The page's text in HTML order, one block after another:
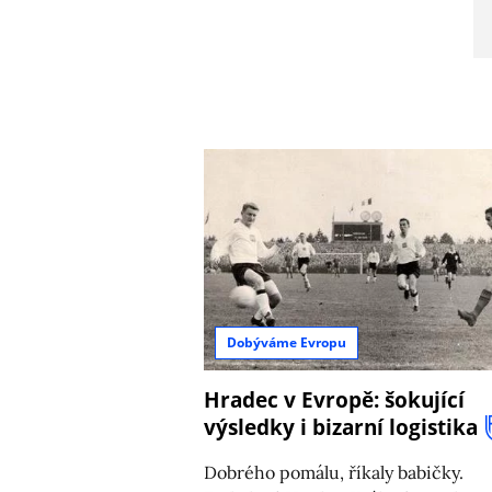
Dobýváme Evropu
Hradec v Evropě: šokující
výsledky i bizarní logistika
Dobrého pomálu, říkaly babičky.